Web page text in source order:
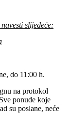
slijedeće:
do 11:00 h.
na protokol
ponude koje
su poslane, neće